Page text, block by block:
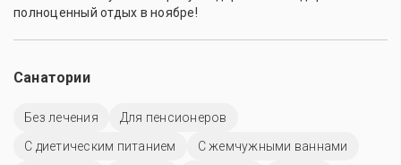
полноценный отдых в ноябре!
Санатории
Без лечения
Для пенсионеров
С диетическим питанием
С жемчужными ваннами